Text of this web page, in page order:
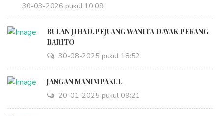
30-03-2026 pukul 10:09
BULAN JIHAD,PEJUANG WANITA DAYAK PERANG
BARITO
30-08-2025 pukul 18:52
JANGAN MANIMPAKUL
20-01-2025 pukul 09:21